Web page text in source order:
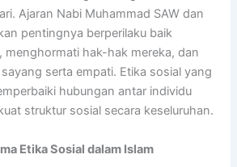
Ajaran Nabi Muhammad SAW dan
pentingnya berperilaku baik
menghormati hak-hak mereka, dan
serta empati. Etika sosial yang
hubungan antar individu
struktur sosial secara keseluruhan.
Etika Sosial dalam Islam